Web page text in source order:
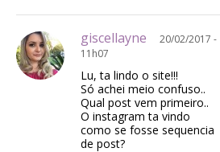
giscellayne
20/02/2017 -
11h07
Lu, ta lindo o site!!!
Só achei meio confuso..
Qual post vem primeiro..
O instagram ta vindo
como se fosse sequencia
de post?